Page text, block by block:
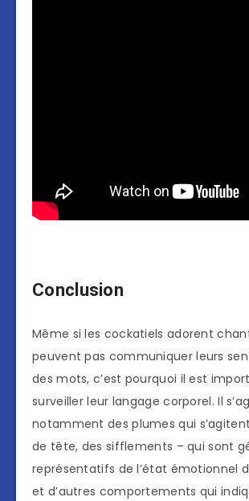
Conclusion
Même si les cockatiels adorent
peuvent pas communiquer leurs
des mots, c’est pourquoi il est
surveiller leur langage corporel. Il
notamment des plumes qui
de tête, des sifflements – qui sont
représentatifs de l’état émotionnel
et d’autres comportements qui